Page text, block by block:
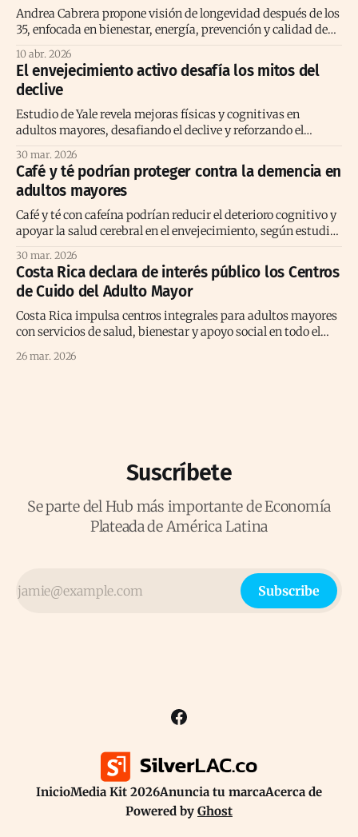
Andrea Cabrera propone visión de longevidad después de los
35, enfocada en bienestar, energía, prevención y calidad de
vida consciente
10 abr. 2026
El envejecimiento activo desafía los mitos del
declive
Estudio de Yale revela mejoras físicas y cognitivas en
adultos mayores, desafiando el declive y reforzando el
30 mar. 2026
Café y té podrían proteger contra la demencia en
adultos mayores
Café y té con cafeína podrían reducir el deterioro cognitivo y
apoyar la salud cerebral en el envejecimiento, según estudio
30 mar. 2026
Costa Rica declara de interés público los Centros
de Cuido del Adulto Mayor
Costa Rica impulsa centros integrales para adultos mayores
con servicios de salud, bienestar y apoyo social en todo el
26 mar. 2026
Suscríbete
Se parte del Hub más importante de Economía
Plateada de América Latina
Subscribe
InicioMedia Kit 2026Anuncia tu marcaAcerca de
Powered by Ghost